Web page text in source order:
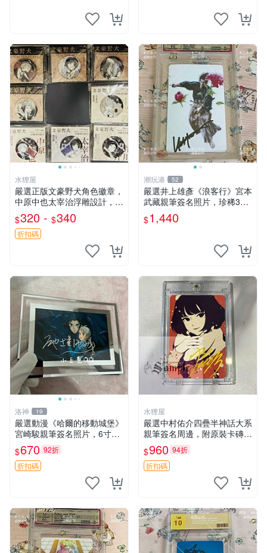
水狸屋
嚴選正版文豪野犬角色徽章，
中原中也太宰治浮雕設計，5
8mm馬口鐵質吧唧徽章，有
原袋可對光確認。國谷正品保
障，適合收藏。 中原中也 浮
$320 - $340
折扣碼
潮玩港 52
嚴選井上雄彥《浪客行》宮本
武藏親筆簽名照片，珍稀3英
寸國外直帶原圖實物 浪客行
紙質 簽名 宮本武藏
$1,440
洛神 19
嚴選動漫《哈爾的移動城堡》
宮崎駿親筆簽名照片，6寸含
框珍藏版 哈爾的移動城堡 簽
名照 公仔周邊
$670 92折
折扣碼
水狸屋
嚴選中村佑介四疊半神話大系
親筆簽名周邊，附原裝卡磚
亞克力照片 3寸大小 簽名照
收藏級 周邊商品
$960 94折
折扣碼